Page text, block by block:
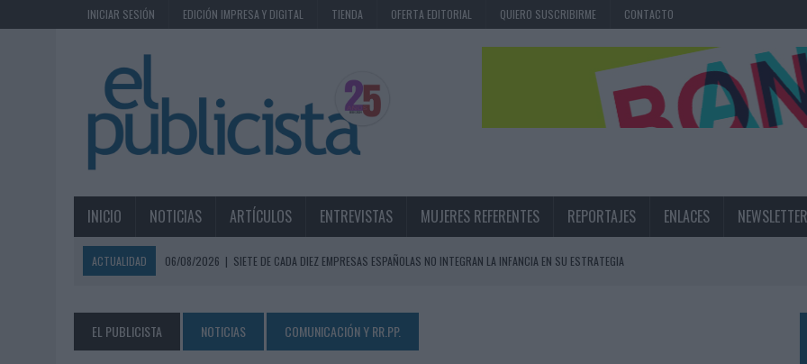
INICIAR SESIÓN EDICIÓN IMPRESA Y DIGITAL TIENDA OFERTA EDITORIAL QUIERO SUSCRIBIRME CONTACTO
INICIO NOTICIAS ARTÍCULOS ENTREVISTAS MUJERES REFERENTES REPORTAJES ENLACES NEWSLETTER
ACTUALIDAD 06/08/2026 | SIETE DE CADA DIEZ EMPRESAS ESPAÑOLAS NO INTEGRAN LA INFANCIA EN SU ESTRATEGIA
LA TELEVISIÓN SIGUE LIDERANDO EL CONSUMO DE MEDIOS EN VERANO Y SUPERA AL MÓVIL COMO DISPOSITIVO MÁS UTILIZADO
06/08/2026 | EL USO DE LA IA GENERATIVA ALCANZA YA AL 62% DE LOS ESPAÑOLES
EL PUBLICISTA NOTICIAS COMUNICACIÓN Y RR.PP.